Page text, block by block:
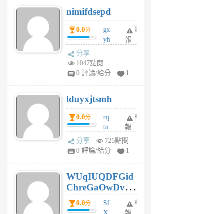
U
5
個
月
nimifdsepd
0.0分
gx
yh
jl
月
前
舉
報
分享
1047點閱
0 評論/給分
1
lduyxjtsmh
0.0分
rq
tn
jt
gl
個
月
前
舉
報
分享
725點閱
0 評論/給分
1
WUqIUQDFGid
ChreGaOwDv
dY0.0分
Sf
舉